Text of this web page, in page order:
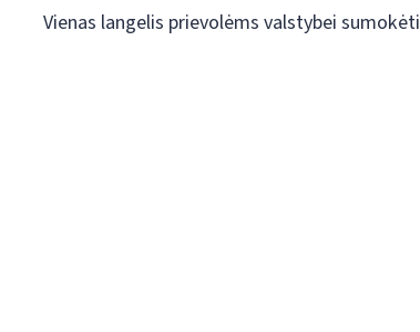
Vienas langelis prievolėms valstybei sumokėti